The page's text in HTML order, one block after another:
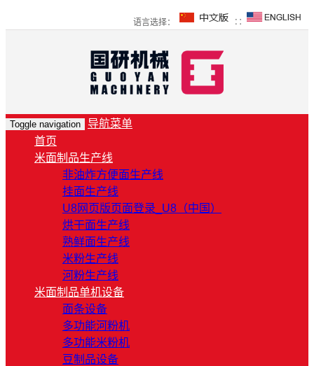
语言选择： ∷
Toggle navigation
导航菜单
首页
米面制品生产线
非油炸方便面生产线
挂面生产线
U8网页版页面登录_U8（中国）
烘干面生产线
熟鲜面生产线
米粉生产线
河粉生产线
米面制品单机设备
面条设备
多功能河粉机
多功能米粉机
豆制品设备